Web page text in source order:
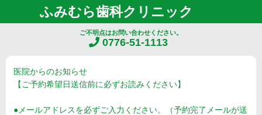
ふみむら歯科クリニック
ご不明点はお問い合わせください。
0776-51-1113
医院からのお知らせ
【ご予約希望日送信前に必ずお読みください】
●メールアドレスを必ずご入力ください。（予約完了メールが送